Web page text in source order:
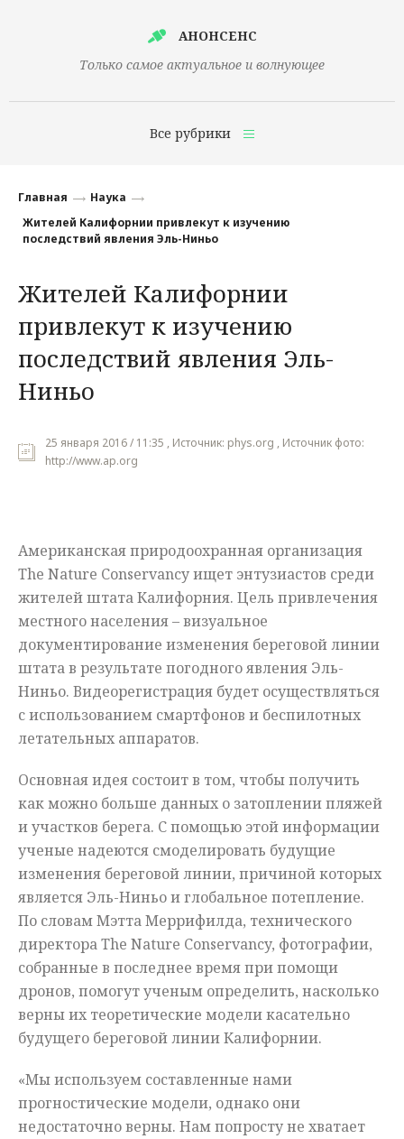
АНОНСЕНС
Только самое актуальное и волнующее
Все рубрики
Финансы
Наука
Культура
Общество
Политика
Происшествия
Главная
Наука
Жителей Калифорнии привлекут к изучению
последствий явления Эль-Ниньо
Жителей Калифорнии
привлекут к изучению
последствий явления Эль-
Ниньо
25 января 2016 / 11:35 , Источник: phys.org , Источник фото:
http://www.ap.org
Американская природоохранная организация
The Nature Conservancy ищет энтузиастов среди
жителей штата Калифорния. Цель привлечения
местного населения – визуальное
документирование изменения береговой линии
штата в результате погодного явления Эль-
Ниньо. Видеорегистрация будет осуществляться
с использованием смартфонов и беспилотных
летательных аппаратов.
Основная идея состоит в том, чтобы получить
как можно больше данных о затоплении пляжей
и участков берега. С помощью этой информации
ученые надеются смоделировать будущие
изменения береговой линии, причиной которых
является Эль-Ниньо и глобальное потепление.
По словам Мэтта Меррифилда, технического
директора The Nature Conservancy, фотографии,
собранные в последнее время при помощи
дронов, помогут ученым определить, насколько
верны их теоретические модели касательно
будущего береговой линии Калифорнии.
«Мы используем составленные нами
прогностические модели, однако они
недостаточно верны. Нам попросту не хватает